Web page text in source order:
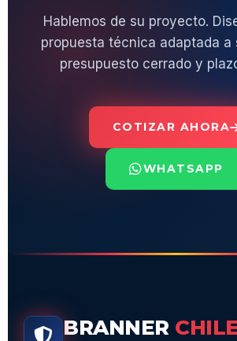
Hablemos de su proyecto.
propuesta técnica adaptada a
presupuesto cerrado y
COTIZAR AHORA
WHATSAPP
BRANNER